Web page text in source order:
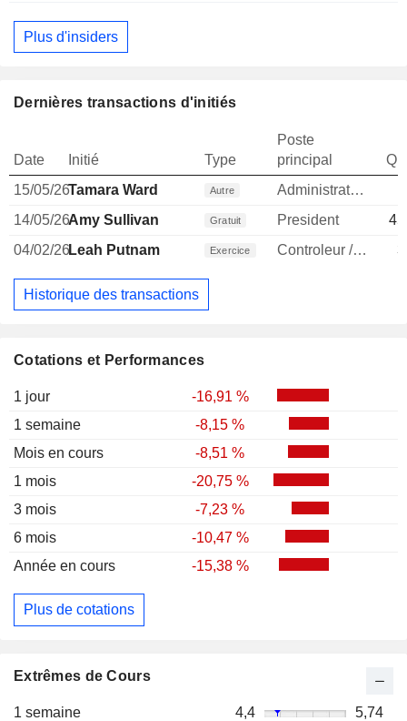
Cotations et Performances
1 jour
-16,91 %
1 semaine
-8,15 %
Mois en cours
-8,51 %
1 mois
-20,75 %
3 mois
-7,23 %
6 mois
-10,47 %
Année en cours
-15,38 %
Plus de cotations
Extrêmes de Cours
1 semaine 4,4
5,74
Plus d'insiders
Dernières transactions d'initiés
Date Initié Type
Poste
principal
15/05/26Tamara Ward Autre Administrateur
14/05/26Amy Sullivan Gratuit President
04/02/26Leah Putnam Exercice Controleur / auditeur
Historique des transactions